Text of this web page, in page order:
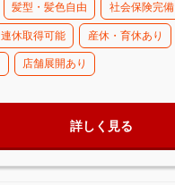
髪型・髪色自由 社会保険完備
連休取得可能 産休・育休あり
店舗展開あり
詳しく見る